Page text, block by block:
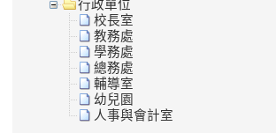
行政單位
校長室
教務處
學務處
總務處
輔導室
幼兒園
人事與會計室